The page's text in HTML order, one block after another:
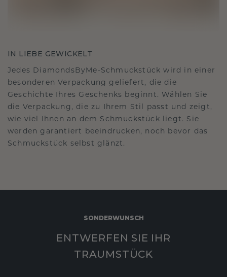
IN LIEBE GEWICKELT
Jedes DiamondsByMe-Schmuckstück wird in einer
besonderen Verpackung geliefert, die die
Geschichte Ihres Geschenks beginnt. Wählen Sie
die Verpackung, die zu Ihrem Stil passt und zeigt,
wie viel Ihnen an dem Schmuckstück liegt. Sie
werden garantiert beeindrucken, noch bevor das
Schmuckstück selbst glänzt.
SONDERWUNSCH
ENTWERFEN SIE IHR
TRAUMSTÜCK